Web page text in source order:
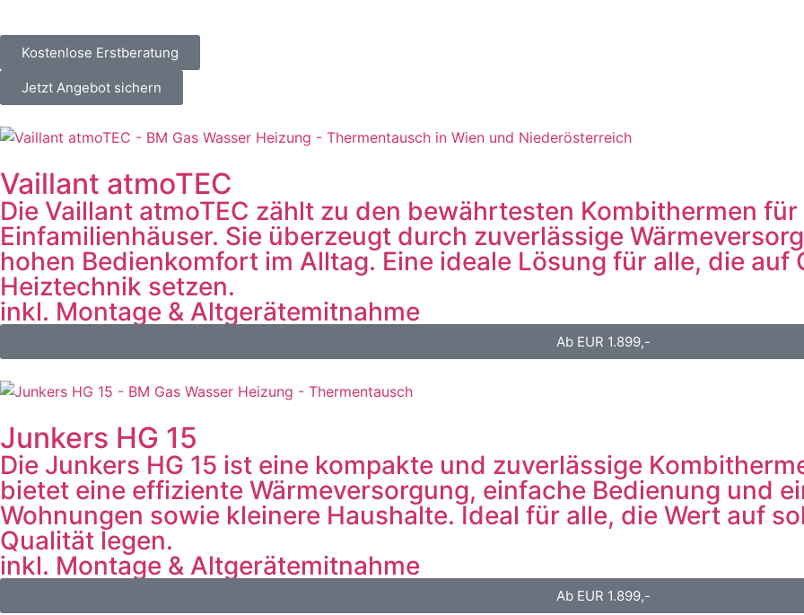
Kostenlose Erstberatung
Jetzt Angebot sichern
Vaillant atmoTEC
Die Vaillant atmoTEC zählt zu den bewährtesten Kombithermen
Einfamilienhäuser. Sie überzeugt durch zuverlässige
hohen Bedienkomfort im Alltag. Eine ideale Lösung für alle, die
Heiztechnik setzen.
inkl. Montage & Altgerätemitnahme
Ab EUR 1.899,-
Junkers HG 15
Die Junkers HG 15 ist eine kompakte und zuverlässige
bietet eine effiziente Wärmeversorgung, einfache Bedienung und
Wohnungen sowie kleinere Haushalte. Ideal für alle, die Wert auf
Qualität legen.
inkl. Montage & Altgerätemitnahme
Ab EUR 1.899,-